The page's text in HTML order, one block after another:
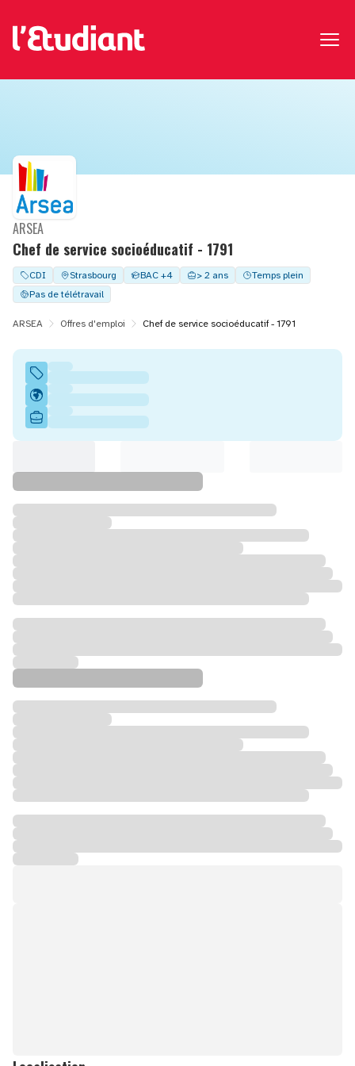
Chef de service socioéducatif - 1791
ARSEA
CDI Strasbourg BAC +4 > 2 ans
Temps plein
Pas de télétravail
ARSEA Offres d'emploi Chef de service socioéducatif - 1791